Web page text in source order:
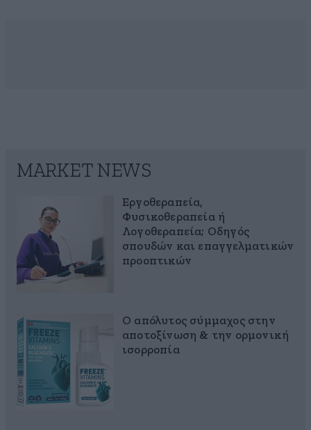
MARKET NEWS
Εργοθεραπεία,
Φυσικοθεραπεία ή
Λογοθεραπεία; Οδηγός
σπουδών και επαγγελματικών
προοπτικών
Ο απόλυτος σύμμαχος στην
αποτοξίνωση & την ορμονική
ισορροπία